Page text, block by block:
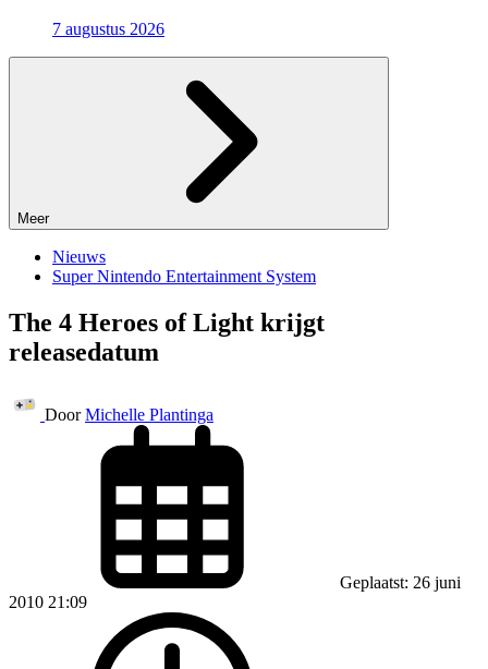
7 augustus 2026
Meer
Nieuws
Super Nintendo Entertainment System
The 4 Heroes of Light krijgt
releasedatum
Door Michelle Plantinga
Geplaatst: 26 juni
2010 21:09